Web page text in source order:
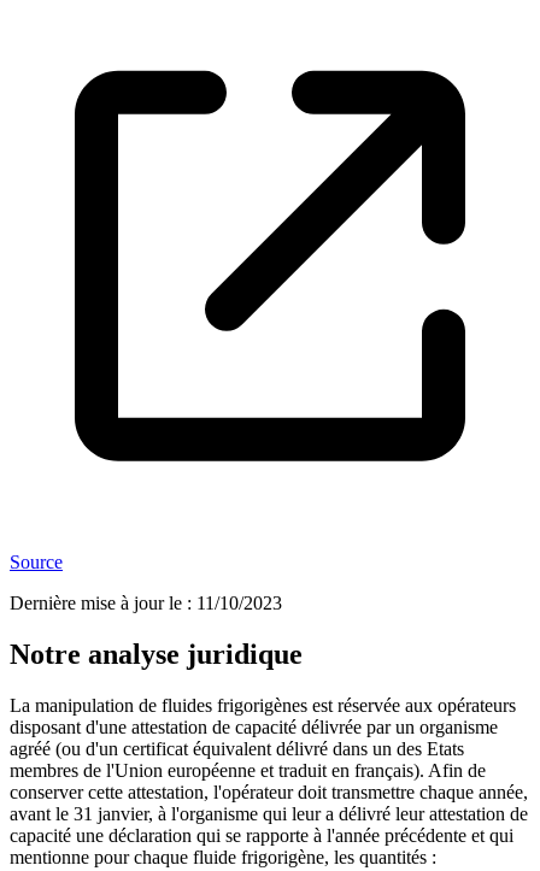
Source
Dernière mise à jour le : 11/10/2023
Notre analyse juridique
La manipulation de fluides frigorigènes est réservée aux opérateurs
disposant d'une attestation de capacité délivrée par un organisme
agréé (ou d'un certificat équivalent délivré dans un des Etats
membres de l'Union européenne et traduit en français). Afin de
conserver cette attestation, l'opérateur doit transmettre chaque année,
avant le 31 janvier, à l'organisme qui leur a délivré leur attestation de
capacité une déclaration qui se rapporte à l'année précédente et qui
mentionne pour chaque fluide frigorigène, les quantités :